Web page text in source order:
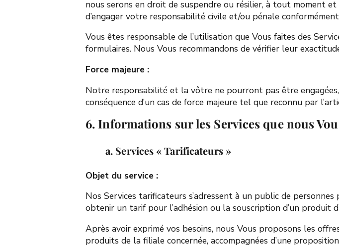
nous serons en droit de suspendre ou résilier, à tout moment
d’engager votre responsabilité civile et/ou pénale
Vous êtes responsable de l’utilisation que Vous faites des
formulaires. Nous Vous recommandons de vérifier leur
Force majeure :
Notre responsabilité et la vôtre ne pourront pas être
conséquence d’un cas de force majeure tel que reconnu par
6. Informations sur les Services que nous
a. Services « Tarificateurs »
Objet du service :
Nos Services tarificateurs s’adressent à un public de
obtenir un tarif pour l’adhésion ou la souscription d’un produit
Après avoir exprimé vos besoins, nous Vous proposons les
produits de la filiale concernée, accompagnées d’une